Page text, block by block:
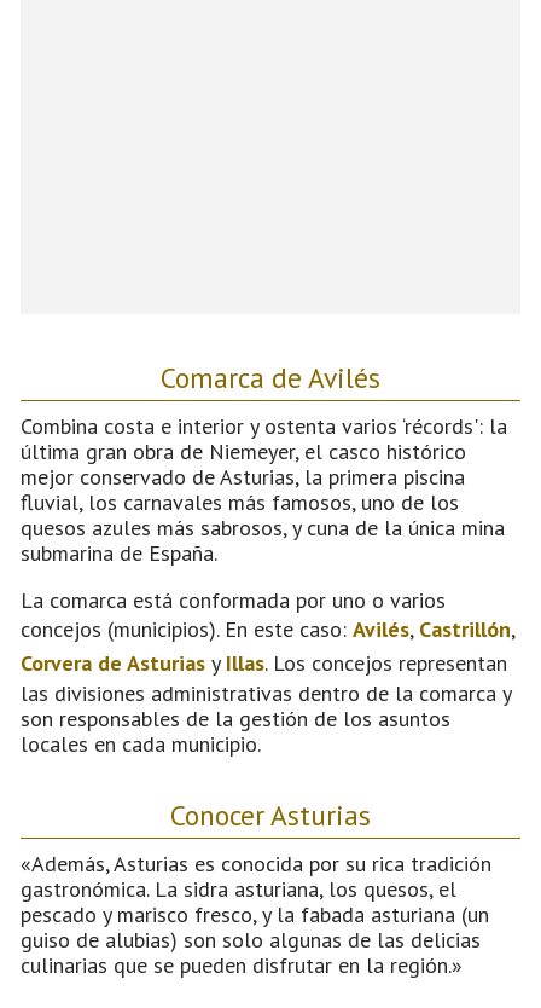
Comarca de Avilés
Combina costa e interior y ostenta varios ‘récords': la
última gran obra de Niemeyer, el casco histórico
mejor conservado de Asturias, la primera piscina
fluvial, los carnavales más famosos, uno de los
quesos azules más sabrosos, y cuna de la única mina
submarina de España.
La comarca está conformada por uno o varios
concejos (municipios). En este caso: Avilés, Castrillón,
Corvera de Asturias y Illas. Los concejos representan
las divisiones administrativas dentro de la comarca y
son responsables de la gestión de los asuntos
locales en cada municipio.
Conocer Asturias
«Además, Asturias es conocida por su rica tradición
gastronómica. La sidra asturiana, los quesos, el
pescado y marisco fresco, y la fabada asturiana (un
guiso de alubias) son solo algunas de las delicias
culinarias que se pueden disfrutar en la región.»